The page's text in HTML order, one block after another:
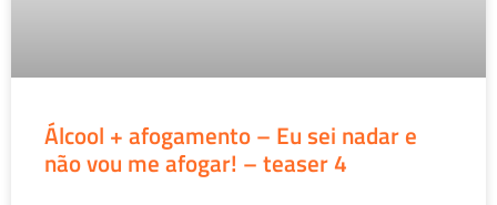
Álcool + afogamento – Eu sei nadar e
não vou me afogar! – teaser 4